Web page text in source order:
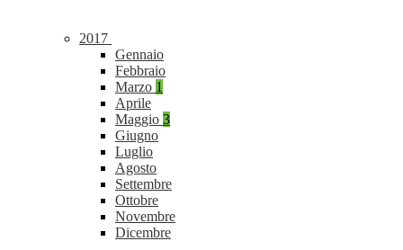
2017
Gennaio
Febbraio
Marzo 1
Aprile
Maggio 3
Giugno
Luglio
Agosto
Settembre
Ottobre
Novembre
Dicembre